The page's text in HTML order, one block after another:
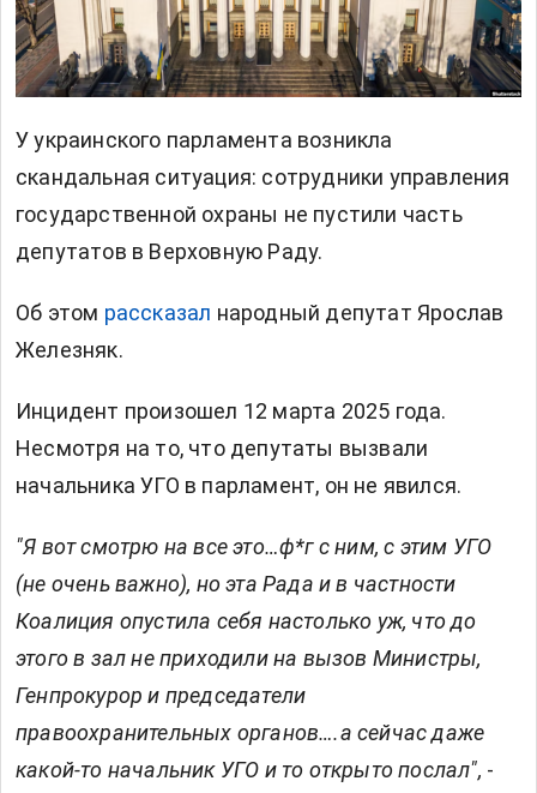
У украинского парламента возникла
скандальная ситуация: сотрудники управления
государственной охраны не пустили часть
депутатов в Верховную Раду.
Об этом рассказал народный депутат Ярослав
Железняк.
Инцидент произошел 12 марта 2025 года.
Несмотря на то, что депутаты вызвали
начальника УГО в парламент, он не явился.
"Я вот смотрю на все это…ф*г с ним, с этим УГО
(не очень важно), но эта Рада и в частности
Коалиция опустила себя настолько уж, что до
этого в зал не приходили на вызов Министры,
Генпрокурор и председатели
правоохранительных органов….а сейчас даже
какой-то начальник УГО и то открыто послал", -